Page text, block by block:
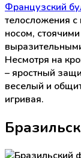
Французский
телосложения
носом,
Несмотря на
– яростный
веселый и
игривая.